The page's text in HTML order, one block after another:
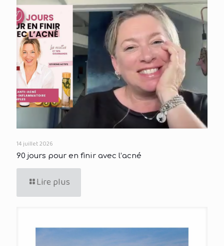
14 juillet 2026
90 jours pour en finir avec l’acné
Lire plus